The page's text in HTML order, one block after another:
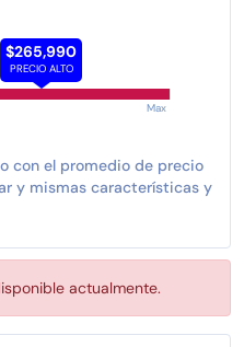
$265,990
PRECIO ALTO
Max
con el promedio de precio
y mismas características y
actualmente.